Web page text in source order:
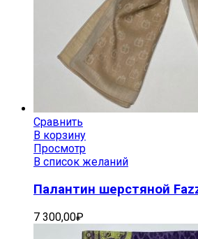
Сравнить
В корзину
Просмотр
В список желаний
Палантин шерстяной
7 300,00₽